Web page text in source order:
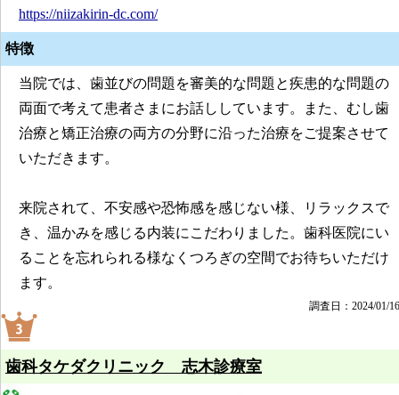
https://niizakirin-dc.com/
特徴
当院では、歯並びの問題を審美的な問題と疾患的な問題の
両面で考えて患者さまにお話ししています。また、むし歯
治療と矯正治療の両方の分野に沿った治療をご提案させて
いただきます。
来院されて、不安感や恐怖感を感じない様、リラックスで
き、温かみを感じる内装にこだわりました。歯科医院にい
ることを忘れられる様なくつろぎの空間でお待ちいただけ
ます。
調査日：2024/01/16
歯科タケダクリニック 志木診療室